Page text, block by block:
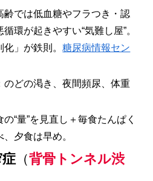
齢では低血糖やフラつき・認
環が起きやすい“気難し屋”。
化」が鉄則。糖尿病情報セン
のどの渇き、夜間頻尿、体重
“量”を見直し＋毎食たんぱく
夕食は早め。
（背骨トンネル渋